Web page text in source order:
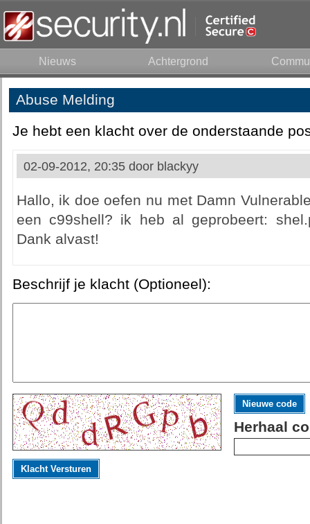
Nieuws Achtergrond
Abuse Melding
Je hebt een klacht over de onderstaande
02-09-2012, 20:35 door blackyy
Hallo, ik doe oefen nu met Damn
een c99shell? ik heb al geprobeert:
Dank alvast!
Beschrijf je klacht (Optioneel):
Nieuwe code
Herhaal
Klacht Versturen